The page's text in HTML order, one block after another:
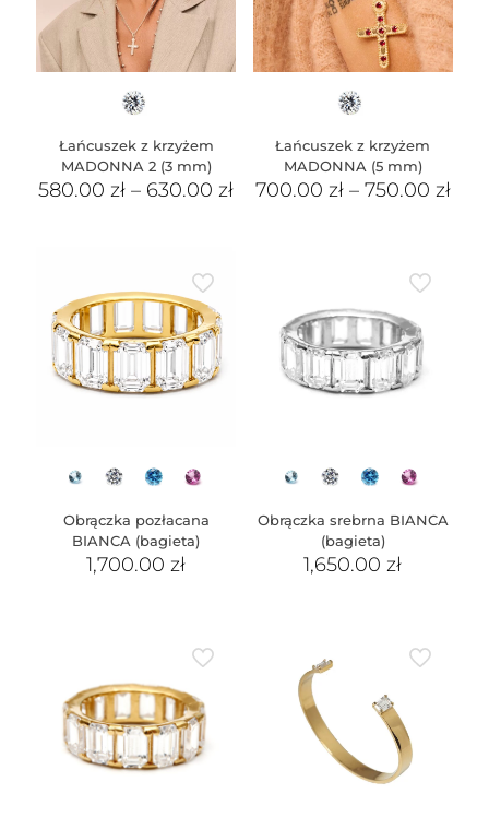
Łańcuszek z krzyżem
MADONNA 2 (3 mm)
580.00zł – 630.00zł
Łańcuszek z krzyżem
MADONNA (5 mm)
700.00 zł– 750.00 zł
Obrączka pozłacana
BIANCA (bagieta)
1,700.00zł
Obrączka srebrna BIANCA
(bagieta)
1,650.00zł